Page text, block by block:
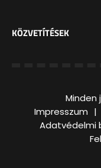
KÖZVETÍTÉSEK
Impresszum
Adatvédelmi